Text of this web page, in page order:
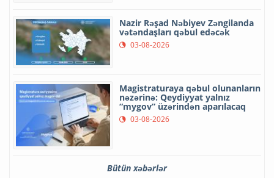
Nazir Rəşad Nəbiyev Zəngilanda
vətəndaşları qəbul edəcək
03-08-2026
Magistraturaya qəbul olunanların
nəzərinə: Qeydiyyat yalnız
“mygov” üzərindən aparılacaq
03-08-2026
Bütün xəbərlər